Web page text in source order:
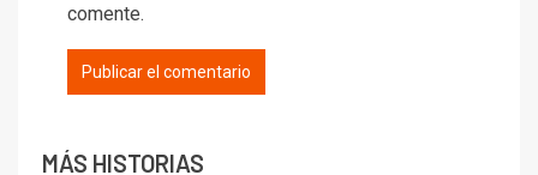
comente.
MÁS HISTORIAS